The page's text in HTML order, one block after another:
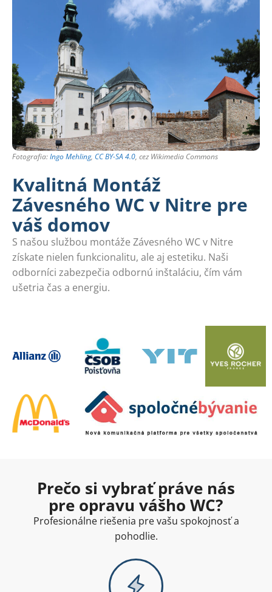
Fotografia:Ingo Mehling, CC BY-SA 4.0, cez Wikimedia Commons
Kvalitná Montáž
Závesného WC v Nitre pre
váš domov
S našou službou montáže Závesného WC v Nitre
získate nielen funkcionalitu, ale aj estetiku. Naši
odborníci zabezpečia odbornú inštaláciu, čím vám
ušetria čas a energiu.
Prečo si vybrať práve nás
pre opravu vášho WC?
Profesionálne riešenia pre vašu spokojnosť a
pohodlie.